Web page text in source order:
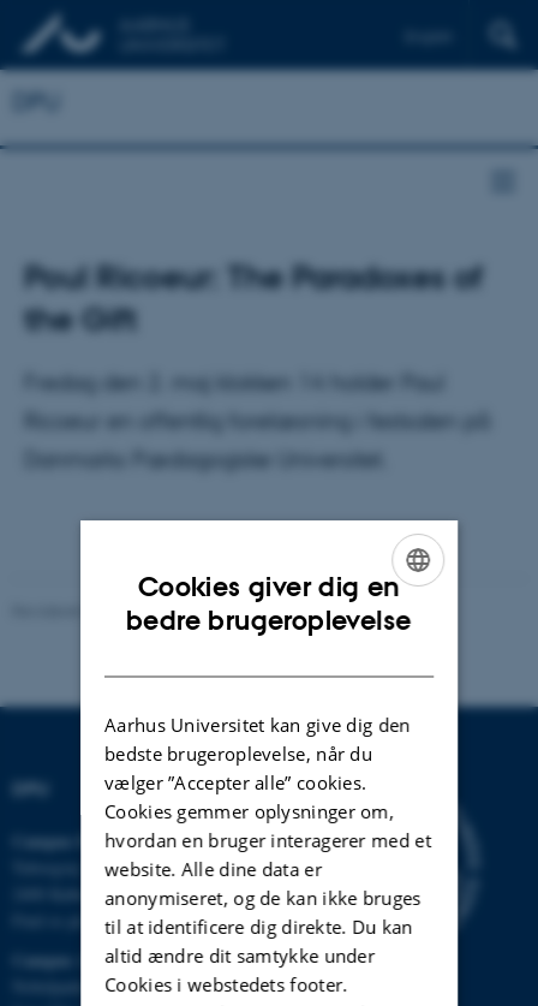
Poul Ricoeur: The Paradoxes of
the Gift
Fredag den 2. maj klokken 14 holder Paul
Ricoeur en offentlig forelæsning i festsalen på
Danmarks Pædagogiske Universitet.
Revideret 07.07.2026 -Carsten Henriksen
DPU
Campus Emdrup i København
Tuborgvej 164
2400 København NV
Find os på kort
Campus Aarhus
Nobelparken, bygning 1483
ENGLISH
Cookies giver dig en
bedre brugeroplevelse
Aarhus Universitet kan give dig den
bedste brugeroplevelse, når du
vælger ”Accepter alle” cookies.
Cookies gemmer oplysninger om,
hvordan en bruger interagerer med et
website. Alle dine data er
anonymiseret, og de kan ikke bruges
til at identificere dig direkte. Du kan
altid ændre dit samtykke under
Cookies i webstedets footer.